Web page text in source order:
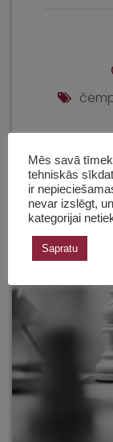
Bērnu turnīri
Klātienes turnīri
Mēs savā
tehniskās
ir
nevar izslēgt,
kategorijai
Sapratu